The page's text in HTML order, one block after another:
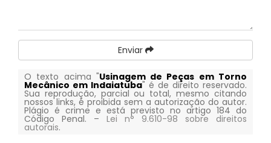
Enviar
O texto acima "Usinagem de Peças em Torno
Mecânico em Indaiatuba" é de direito reservado.
Sua reprodução, parcial ou total, mesmo citando
nossos links, é proibida sem a autorização do autor.
Plágio é crime e está previsto no artigo 184 do
Código Penal. – Lei n° 9.610-98 sobre direitos
autorais.